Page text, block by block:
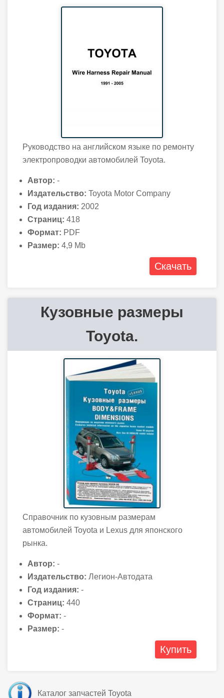
Руководство на английском языке по ремонту
электропроводки автомобилей Toyota.
Автор: -
Издательство: Toyota Motor Company
Год издания: 2002
Страниц: 418
Формат: PDF
Размер: 4,9 Mb
Скачать
Кузовные размеры
Toyota.
Справочник по кузовным размерам
автомобилей Toyota и Lexus для японского
рынка.
Автор: -
Издательство: Легион-Автодата
Год издания: -
Страниц: 440
Формат: -
Размер: -
Купить
Каталог запчастей Toyota